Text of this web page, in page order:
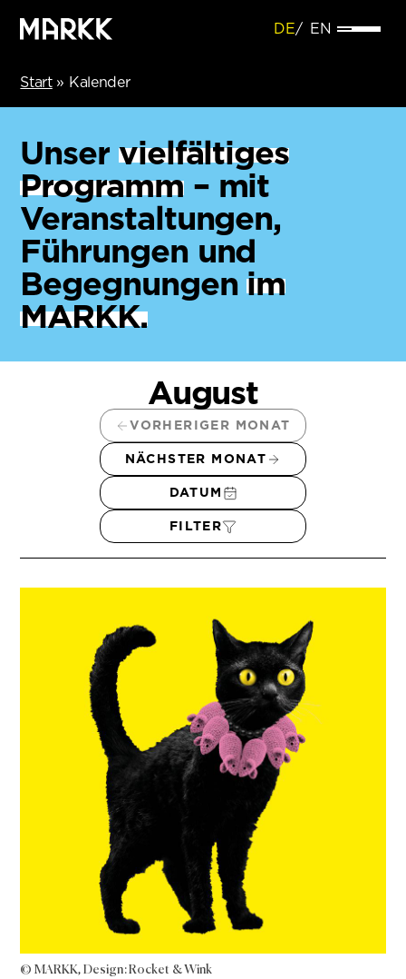
DE EN
Start» Kalender
Unser vielfältiges
Programm– mit
Veranstaltungen,
Führungen und
Begegnungenim
MARKK.
August
VORHERIGER MONAT
NÄCHSTER MONAT
DATUM
FILTER
© MARKK, Design: Rocket & Wink